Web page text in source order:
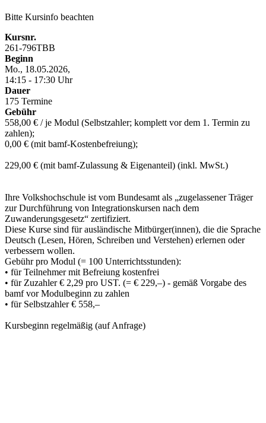
Bitte Kursinfo beachten
Kursnr.
261-796TBB
Beginn
Mo., 18.05.2026,
14:15 - 17:30 Uhr
Dauer
175 Termine
Gebühr
558,00 € / je Modul (Selbstzahler; komplett vor dem 1. Termin zu
zahlen);
0,00 € (mit bamf-Kostenbefreiung);
229,00 € (mit bamf-Zulassung & Eigenanteil) (inkl. MwSt.)
Ihre Volkshochschule ist vom Bundesamt als „zugelassener Träger
zur Durchführung von Integrationskursen nach dem
Zuwanderungsgesetz“ zertifiziert.
Diese Kurse sind für ausländische Mitbürger(innen), die die Sprache
Deutsch (Lesen, Hören, Schreiben und Verstehen) erlernen oder
verbessern wollen.
Gebühr pro Modul (= 100 Unterrichtsstunden):
• für Teilnehmer mit Befreiung kostenfrei
• für Zuzahler € 2,29 pro UST. (= € 229,–) - gemäß Vorgabe des
bamf vor Modulbeginn zu zahlen
• für Selbstzahler € 558,–
Kursbeginn regelmäßig (auf Anfrage)